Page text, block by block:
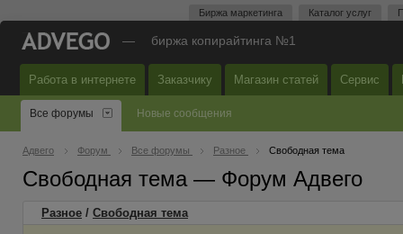
Биржа маркетинга Каталог услуг
— биржа копирайтинга №1
Работа в интернете Заказчику Магазин статей Сервис
Все форумы Новые сообщения
Адвего Форум Все форумы Разное Свободная тема
Свободная тема — Форум Адвего
Разное / Свободная тема